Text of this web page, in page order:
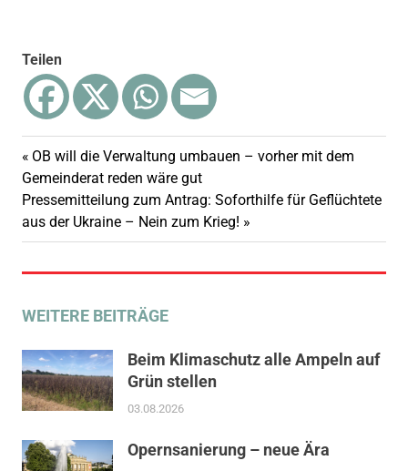
Teilen
Beitragsnavigation
Vorheriger
Beitrag:
OB will die Verwaltung umbauen – vorher mit dem
Gemeinderat reden wäre gut
Nächster
Beitrag:
Pressemitteilung zum Antrag: Soforthilfe für Geflüchtete
aus der Ukraine – Nein zum Krieg!
WEITERE BEITRÄGE
Beim Klimaschutz alle Ampeln auf
Grün stellen
03.08.2026
Opernsanierung – neue Ära